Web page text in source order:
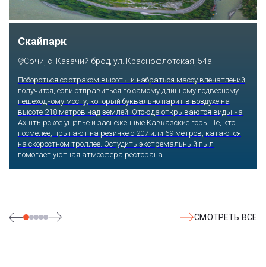
Парк «Ривьера»
Сочи, ул. Егорова, 1/6, микрорайон Центральный
Куда бы ни упал взгляд человека, он обязательно увидит здесь
что-то интересное, достойное занять значительное место в его
памяти и сердце. В парке множество привлекательных
скульптур, он всегда утопает в зелени и цветах. Не сосчитать
детских радостей: горок, каруселей, различных аттракционов.
Здесь комфортно заниматься спортом: есть теннисные корты и
уличные тренажеры.
СМОТРЕТЬ ВСЕ